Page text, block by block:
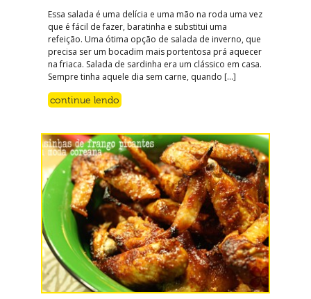
Essa salada é uma delícia e uma mão na roda uma vez
que é fácil de fazer, baratinha e substitui uma
refeição. Uma ótima opção de salada de inverno, que
precisa ser um bocadim mais portentosa prá aquecer
na friaca. Salada de sardinha era um clássico em casa.
Sempre tinha aquele dia sem carne, quando […]
continue lendo